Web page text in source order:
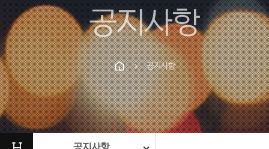
PrevNext
공지사항
chevron_right 공지사항